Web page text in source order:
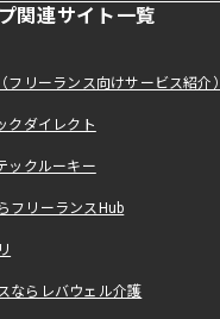
関連サイト一覧
フリーランス向けサービス紹介）
クダイレクト
ックルーキー
フリーランスHub
ならレバウェル介護